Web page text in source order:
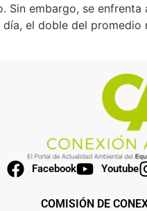
Sin embargo, se
el doble del
Facebook Youtube
COMISIÓN DE